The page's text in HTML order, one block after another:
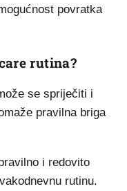
povratka
rutina?
se spriječiti i
pravilna briga
i redovito
rutinu.